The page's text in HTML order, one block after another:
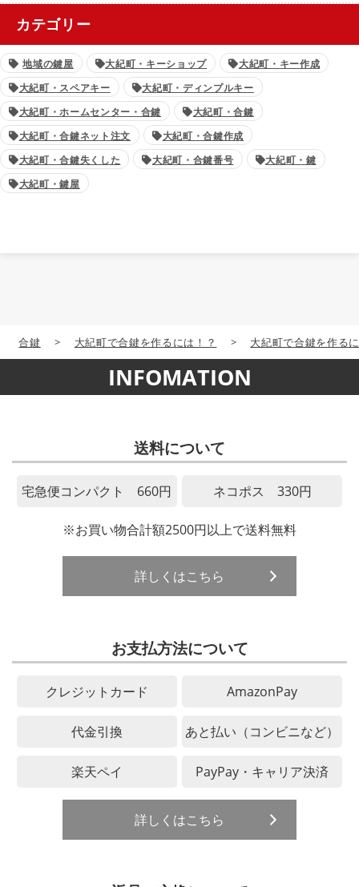
カテゴリー
地域の鍵屋 大紀町・キーショップ
大紀町・キー作成
大紀町・スペアキー
大紀町・ディンプルキー
大紀町・ホームセンター・合鍵
大紀町・合鍵
大紀町・合鍵ネット注文
大紀町・合鍵作成
大紀町・合鍵失くした
大紀町・合鍵番号
大紀町・鍵
大紀町・鍵屋
合鍵 > 大紀町で合鍵を作るには！？ > 大紀町で合鍵を作る
INFOMATION
送料について
宅急便コンパクト 660円 ネコポス 330円
※お買い物合計額2500円以上で送料無料
詳しくはこちら
お支払方法について
クレジットカード AmazonPay
代金引換 あと払い（コンビニなど）
楽天ペイ PayPay・キャリア決済
詳しくはこちら